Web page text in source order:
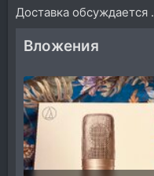
Доставка обсуждается .
Вложения